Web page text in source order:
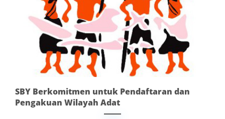
SBY Berkomitmen untuk Pendaftaran dan
Pengakuan Wilayah Adat